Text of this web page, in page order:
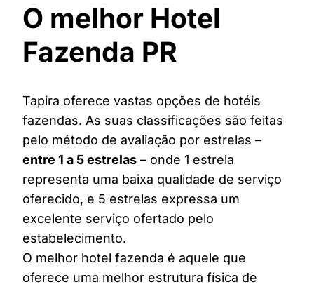
O melhor Hotel
Fazenda PR
Tapira oferece vastas opções de hotéis
fazendas. As suas classificações são feitas
pelo método de avaliação por estrelas –
entre 1 a 5 estrelas – onde 1 estrela
representa uma baixa qualidade de serviço
oferecido, e 5 estrelas expressa um
excelente serviço ofertado pelo
estabelecimento.
O melhor hotel fazenda é aquele que
oferece uma melhor estrutura física de